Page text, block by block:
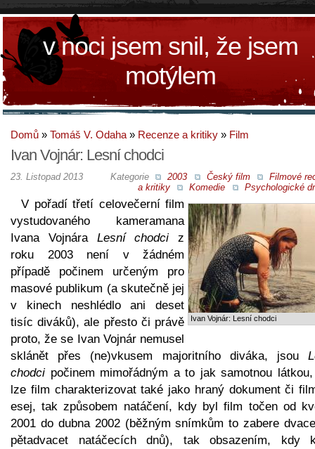
v noci jsem snil, že jsem
motýlem
Domů » Tomáš V. Odaha » Recenze a kritiky » Film
Ivan Vojnár: Lesní chodci
Kategorie 2003 Český film
Filmové
a kritiky
Komedie Psychologické
23. Listopad 2013
Ivan Vojnár: Lesní chodci
V pořadí třetí celovečerní film
vystudovaného kameramana
Ivana Vojnára Lesní chodci z
roku 2003 není v žádném
případě počinem určeným pro
masové publikum (a skutečně jej
v kinech neshlédlo ani deset
tisíc diváků), ale přesto či právě
proto, že se Ivan Vojnár nemusel
sklánět přes (ne)vkusem majoritního diváka, jsou
chodci počinem mimořádným a to jak samotnou
lze film charakterizovat také jako hraný dokument či
esej, tak způsobem natáčení, kdy byl film točen od
2001 do dubna 2002 (běžným snímkům to zabere
pětadvacet natáčecích dnů), tak obsazením, kdy